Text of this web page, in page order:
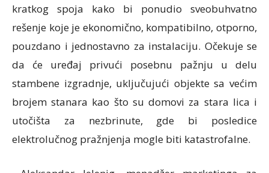
kratkog spoja kako bi ponudio sveobuhvatno
rešenje koje je ekonomično, kompatibilno, otporno,
pouzdano i jednostavno za instalaciju. Očekuje se
da će uređaj privući posebnu pažnju u delu
stambene izgradnje, uključujući objekte sa većim
brojem stanara kao što su domovi za stara lica i
utočišta za nezbrinute, gde bi posledice
elektrolučnog pražnjenja mogle biti katastrofalne.